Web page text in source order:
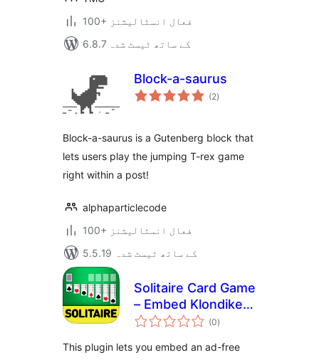
100+ فعال انسٹالیشنز
6.8.7 کے ساتھ ٹیسٹ شدہ
Block-a-saurus
(2مجموعی
درجہ
)
Block-a-saurus is a Gutenberg block that
lets users play the jumping T-rex game
right within a post!
alphaparticlecode
100+ فعال انسٹالیشنز
5.5.19 کے ساتھ ٹیسٹ شدہ
Solitaire Card Game
– Embed Klondike
Solitaire for Free –
Puzzle game
(0مجموعی
درجہ
)
This plugin lets you embed an ad-free